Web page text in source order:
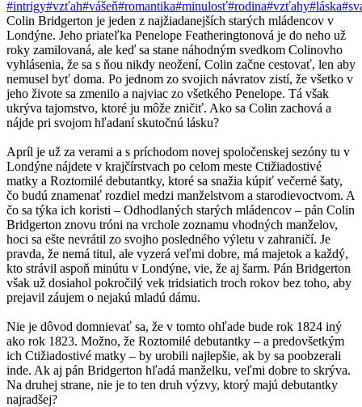
#intrigy#vzťah#vášeň#romantika#minulosť#rodina#vzťahy#láska
Colin Bridgerton je jeden z najžiadanejších starých mládencov v
Londýne. Jeho priateľka Penelope Featheringtonová je do neho už
roky zamilovaná, ale keď sa stane náhodným svedkom Colinovho
vyhlásenia, že sa s ňou nikdy neožení, Colin začne cestovať, len aby
nemusel byť doma. Po jednom zo svojich návratov zistí, že všetko v
jeho živote sa zmenilo a najviac zo všetkého Penelope. Tá však
ukrýva tajomstvo, ktoré ju môže zničiť. Ako sa Colin zachová a
nájde pri svojom hľadaní skutočnú lásku?
Apríl je už za verami a s príchodom novej spoločenskej sezóny tu v
Londýne nájdete v krajčírstvach po celom meste Ctižiadostivé
matky a Roztomilé debutantky, ktoré sa snažia kúpiť večerné šaty,
čo budú znamenať rozdiel medzi manželstvom a starodievoctvom. A
čo sa týka ich koristi – Odhodlaných starých mládencov – pán Colin
Bridgerton znovu tróni na vrchole zoznamu vhodných manželov,
hoci sa ešte nevrátil zo svojho posledného výletu v zahraničí. Je
pravda, že nemá titul, ale vyzerá veľmi dobre, má majetok a každý,
kto strávil aspoň minútu v Londýne, vie, že aj šarm. Pán Bridgerton
však už dosiahol pokročilý vek tridsiatich troch rokov bez toho, aby
prejavil záujem o nejakú mladú dámu.
Nie je dôvod domnievať sa, že v tomto ohľade bude rok 1824 iný
ako rok 1823. Možno, že Roztomilé debutantky – a predovšetkým
ich Ctižiadostivé matky – by urobili najlepšie, ak by sa poobzerali
inde. Ak aj pán Bridgerton hľadá manželku, veľmi dobre to skrýva.
Na druhej strane, nie je to ten druh výzvy, ktorý majú debutantky
najradšej?